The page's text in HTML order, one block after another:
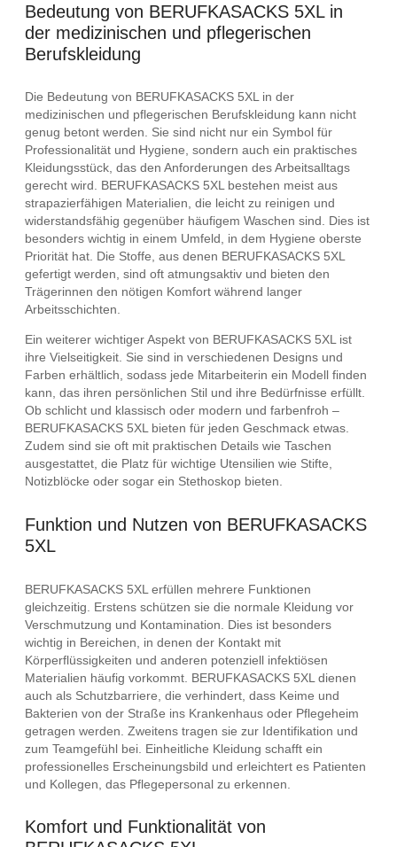
Bedeutung von BERUFKASACKS 5XL in
der medizinischen und pflegerischen
Berufskleidung
Die Bedeutung von BERUFKASACKS 5XL in der
medizinischen und pflegerischen Berufskleidung kann nicht
genug betont werden. Sie sind nicht nur ein Symbol für
Professionalität und Hygiene, sondern auch ein praktisches
Kleidungsstück, das den Anforderungen des Arbeitsalltags
gerecht wird. BERUFKASACKS 5XL bestehen meist aus
strapazierfähigen Materialien, die leicht zu reinigen und
widerstandsfähig gegenüber häufigem Waschen sind. Dies ist
besonders wichtig in einem Umfeld, in dem Hygiene oberste
Priorität hat. Die Stoffe, aus denen BERUFKASACKS 5XL
gefertigt werden, sind oft atmungsaktiv und bieten den
Trägerinnen den nötigen Komfort während langer
Arbeitsschichten.
Ein weiterer wichtiger Aspekt von BERUFKASACKS 5XL ist
ihre Vielseitigkeit. Sie sind in verschiedenen Designs und
Farben erhältlich, sodass jede Mitarbeiterin ein Modell finden
kann, das ihren persönlichen Stil und ihre Bedürfnisse erfüllt.
Ob schlicht und klassisch oder modern und farbenfroh –
BERUFKASACKS 5XL bieten für jeden Geschmack etwas.
Zudem sind sie oft mit praktischen Details wie Taschen
ausgestattet, die Platz für wichtige Utensilien wie Stifte,
Notizblöcke oder sogar ein Stethoskop bieten.
Funktion und Nutzen von BERUFKASACKS
5XL
BERUFKASACKS 5XL erfüllen mehrere Funktionen
gleichzeitig. Erstens schützen sie die normale Kleidung vor
Verschmutzung und Kontamination. Dies ist besonders
wichtig in Bereichen, in denen der Kontakt mit
Körperflüssigkeiten und anderen potenziell infektiösen
Materialien häufig vorkommt. BERUFKASACKS 5XL dienen
auch als Schutzbarriere, die verhindert, dass Keime und
Bakterien von der Straße ins Krankenhaus oder Pflegeheim
getragen werden. Zweitens tragen sie zur Identifikation und
zum Teamgefühl bei. Einheitliche Kleidung schafft ein
professionelles Erscheinungsbild und erleichtert es Patienten
und Kollegen, das Pflegepersonal zu erkennen.
Komfort und Funktionalität von